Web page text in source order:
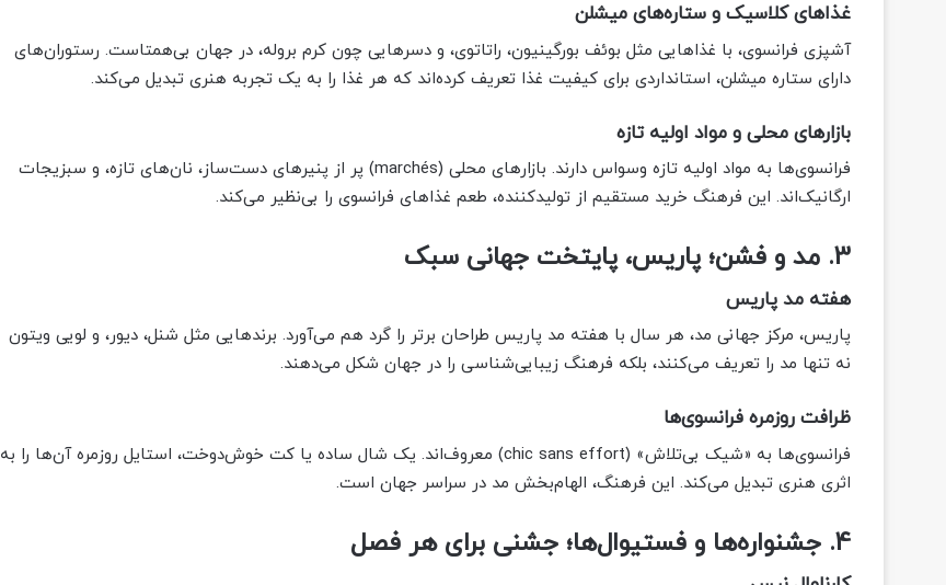
غذاهای کلاسیک و ستاره‌های میشلن
آشپزی فرانسوی، با غذاهایی مثل بوئف بورگینیون، راتاتوی، و دسرهایی چون کرم بروله، در جهان بی‌همتاست. رستوران‌های
دارای ستاره میشلن، استانداردی برای کیفیت غذا تعریف کرده‌اند که هر غذا را به یک تجربه هنری تبدیل می‌کند.
بازارهای محلی و مواد اولیه تازه
فرانسوی‌ها به مواد اولیه تازه وسواس دارند. بازارهای محلی (marchés) پر از پنیرهای دست‌ساز، نان‌های تازه، و سبزیجات
ارگانیک‌اند. این فرهنگ خرید مستقیم از تولیدکننده، طعم غذاهای فرانسوی را بی‌نظیر می‌کند.
3. مد و فشن؛ پاریس، پایتخت جهانی سبک
هفته مد پاریس
پاریس، مرکز جهانی مد، هر سال با هفته مد پاریس طراحان برتر را گرد هم می‌آورد. برندهایی مثل شنل، دیور، و لویی ویتون
نه تنها مد را تعریف می‌کنند، بلکه فرهنگ زیبایی‌شناسی را در جهان شکل می‌دهند.
ظرافت روزمره فرانسوی‌ها
فرانسوی‌ها به «شیک بی‌تلاش» (chic sans effort) معروف‌اند. یک شال ساده یا کت خوش‌دوخت، استایل روزمره آن‌ها را به
اثری هنری تبدیل می‌کند. این فرهنگ، الهام‌بخش مد در سراسر جهان است.
4. جشنواره‌ها و فستیوال‌ها؛ جشنی برای هر فصل